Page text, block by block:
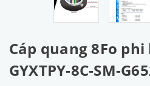
Cáp quang 8Fo
GYXTPY-8C-SM-